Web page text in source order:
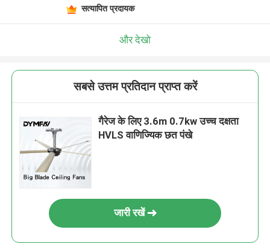
सत्यापित प्रदायक
और देखो
सबसे उत्तम प्रतिदान प्राप्त करें
गैरेज के लिए 3.6m 0.7kw उच्च दक्षता
HVLS वाणिज्यिक छत पंखे
जारी रखें